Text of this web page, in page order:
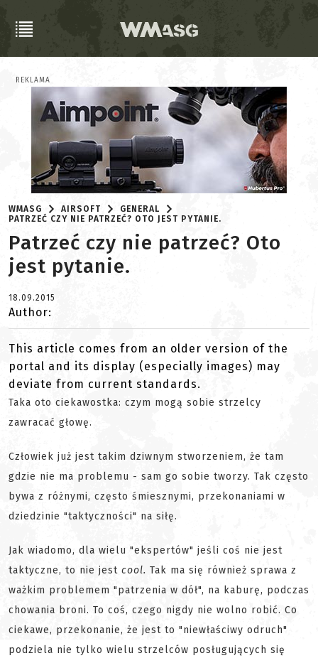
REKLAMA
WMASG AIRSOFT
GENERAL
PATRZEĆ CZY NIE PATRZEĆ? OTO JEST PYTANIE.
Patrzeć czy nie patrzeć? Oto
jest pytanie.
18.09.2015
Author:
This article comes from an older version of the
portal and its display (especially images) may
deviate from current standards.
Taka oto ciekawostka: czym mogą sobie strzelcy
zawracać głowę.
Człowiek już jest takim dziwnym stworzeniem, że tam
gdzie nie ma problemu - sam go sobie tworzy. Tak często
bywa z różnymi, często śmiesznymi, przekonaniami w
dziedzinie "taktyczności" na siłę.
Jak wiadomo, dla wielu "ekspertów" jeśli coś nie jest
taktyczne, to nie jest cool. Tak ma się również sprawa z
ważkim problemem "patrzenia w dół", na kaburę, podczas
chowania broni. To coś, czego nigdy nie wolno robić. Co
ciekawe, przekonanie, że jest to "niewłaściwy odruch"
podziela nie tylko wielu strzelców posługujących się